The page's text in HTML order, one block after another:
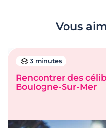
Vous
3 minutes
Rencontrer des
Boulogne-Sur-Mer